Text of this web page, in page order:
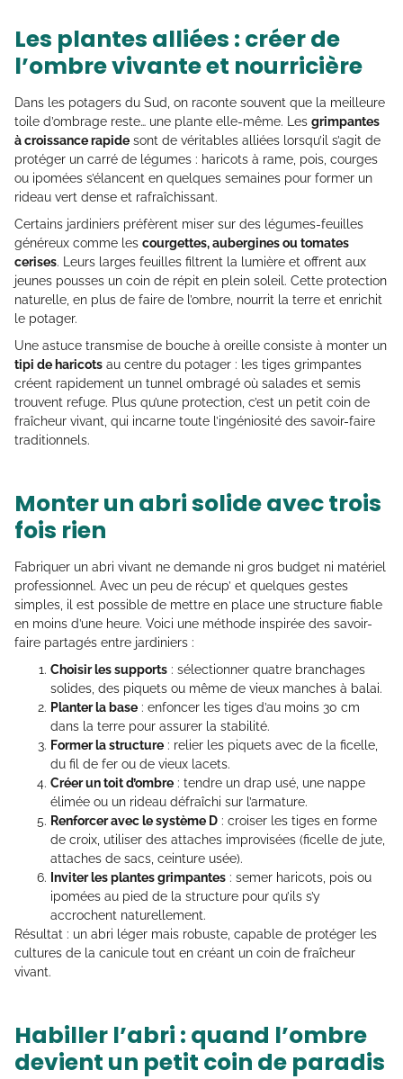
Les plantes alliées : créer de
l’ombre vivante et nourricière
Dans les potagers du Sud, on raconte souvent que la meilleure
toile d’ombrage reste… une plante elle-même. Les grimpantes
à croissance rapide sont de véritables alliées lorsqu’il s’agit de
protéger un carré de légumes : haricots à rame, pois, courges
ou ipomées s’élancent en quelques semaines pour former un
rideau vert dense et rafraîchissant.
Certains jardiniers préfèrent miser sur des légumes-feuilles
généreux comme les courgettes, aubergines ou tomates
cerises. Leurs larges feuilles filtrent la lumière et offrent aux
jeunes pousses un coin de répit en plein soleil. Cette protection
naturelle, en plus de faire de l’ombre, nourrit la terre et enrichit
le potager.
Une astuce transmise de bouche à oreille consiste à monter un
tipi de haricots au centre du potager : les tiges grimpantes
créent rapidement un tunnel ombragé où salades et semis
trouvent refuge. Plus qu’une protection, c’est un petit coin de
fraîcheur vivant, qui incarne toute l’ingéniosité des savoir-faire
traditionnels.
Monter un abri solide avec trois
fois rien
Fabriquer un abri vivant ne demande ni gros budget ni matériel
professionnel. Avec un peu de récup’ et quelques gestes
simples, il est possible de mettre en place une structure fiable
en moins d’une heure. Voici une méthode inspirée des savoir-
faire partagés entre jardiniers :
Choisir les supports : sélectionner quatre branchages
solides, des piquets ou même de vieux manches à balai.
Planter la base : enfoncer les tiges d’au moins 30 cm
dans la terre pour assurer la stabilité.
Former la structure : relier les piquets avec de la ficelle,
du fil de fer ou de vieux lacets.
Créer un toit d’ombre : tendre un drap usé, une nappe
élimée ou un rideau défraîchi sur l’armature.
Renforcer avec le système D : croiser les tiges en forme
de croix, utiliser des attaches improvisées (ficelle de jute,
attaches de sacs, ceinture usée).
Inviter les plantes grimpantes : semer haricots, pois ou
ipomées au pied de la structure pour qu’ils s’y
accrochent naturellement.
Résultat : un abri léger mais robuste, capable de protéger les
cultures de la canicule tout en créant un coin de fraîcheur
vivant.
Habiller l’abri : quand l’ombre
devient un petit coin de paradis